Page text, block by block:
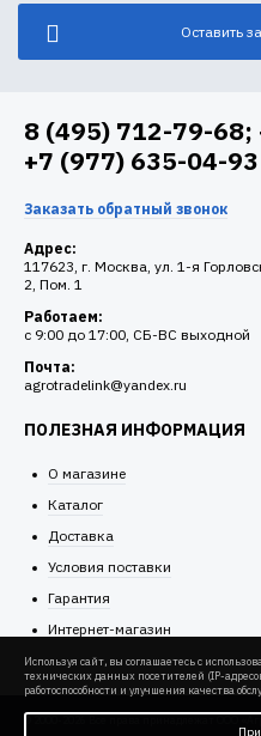
Оставить
8 (495) 712-79-
+7 (977) 635-04-93
Заказать обратный звонок
Адрес:
117623, г. Москва, ул. 1-я
2, Пом. 1
Работаем:
c 9:00 до 17:00, СБ-ВС выходной
Почта:
agrotradelink@yandex.ru
ПОЛЕЗНАЯ ИНФОРМАЦИЯ
О магазине
Каталог
Доставка
Условия поставки
Гарантия
Интернет-магазин
© 2000-2026 Все права принадлежат ООО
Используя сайт, вы соглашаетесь с
технических данных посетителей (IP-
работоспособности и улучшения качества